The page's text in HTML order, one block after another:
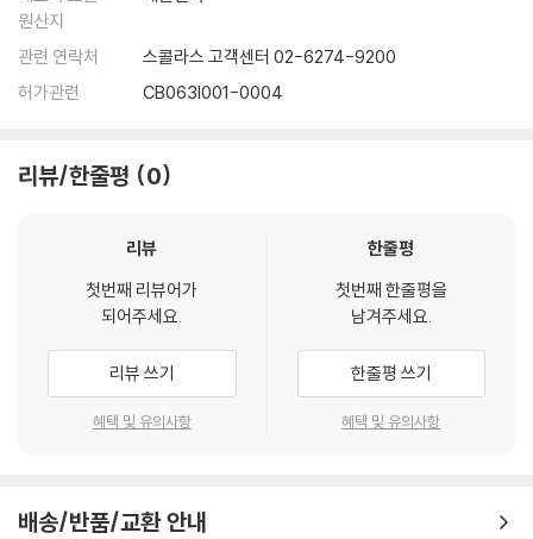
원산지
관련 연락처
스콜라스 고객센터 02-6274-9200
허가관련
CB063I001-0004
리뷰/한줄평 0
리뷰
첫번째 리뷰어가
되어주세요.
리뷰 쓰기
혜택 및 유의사항
한줄평
첫번째 한줄평을
남겨주세요.
한줄평 쓰기
혜택 및 유의사항
배송/반품/교환 안내